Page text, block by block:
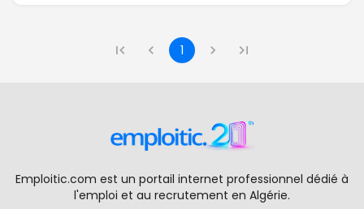
1
Emploitic.com est un portail internet professionnel dédié à
l'emploi et au recrutement en Algérie.